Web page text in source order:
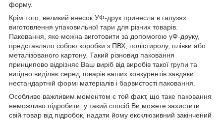
форму.
Крім того, великий внесок УФ-друк принесла в галузях
виготовлення упаковильної тари для різних товарів.
Паковання, яке можна виготовити за допомогою уФ-друку,
представляло собою коробки з ПВХ, полістиролу, плівки або
металізованого картону. Такий різновид паковання
принципово відрізняє Ваш виріб від виробів такої групи та
вигідно виділяє серед товарів ваших конкурентів завдяки
нестандартній формі матеріалів і барвистості паковання.
Особливо важливим моментом є той факт, що таке паковання
неможливо підробити, у такий спосіб Ви можете захистити
свій товар від підробок, надати йому ексклюзивний закінчений